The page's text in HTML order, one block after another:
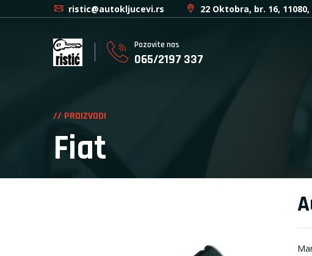
ristic@autokljucevi.rs 22 Oktobra, br. 16,
Pozovite nas
065/2197 337
// PROIZVODI
Fiat